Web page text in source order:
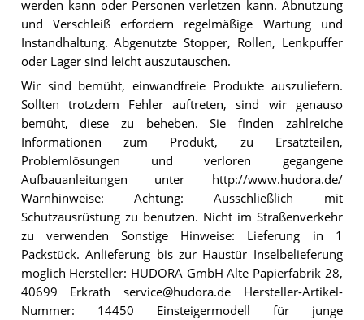
werden kann oder Personen verletzen kann. Abnutzung
und Verschleiß erfordern regelmäßige Wartung und
Instandhaltung. Abgenutzte Stopper, Rollen, Lenkpuffer
oder Lager sind leicht auszutauschen.
Wir sind bemüht, einwandfreie Produkte auszuliefern.
Sollten trotzdem Fehler auftreten, sind wir genauso
bemüht, diese zu beheben. Sie finden zahlreiche
Informationen zum Produkt, zu Ersatzteilen,
Problemlösungen und verloren gegangene
Aufbauanleitungen unter http://www.hudora.de/
Warnhinweise: Achtung: Ausschließlich mit
Schutzausrüstung zu benutzen. Nicht im Straßenverkehr
zu verwenden Sonstige Hinweise: Lieferung in 1
Packstück. Anlieferung bis zur Haustür Inselbelieferung
möglich Hersteller: HUDORA GmbH Alte Papierfabrik 28,
40699 Erkrath service@hudora.de Hersteller-Artikel-
Nummer: 14450 Einsteigermodell für junge